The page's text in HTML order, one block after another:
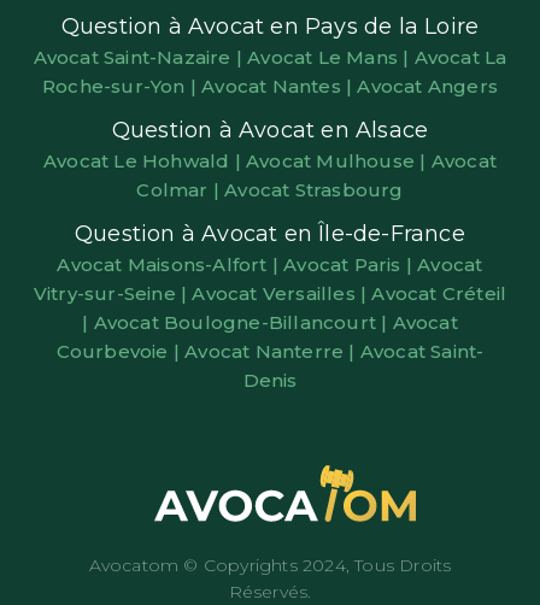
Question à Avocat en Pays de la Loire
Avocat Saint-Nazaire |Avocat Le Mans | Avocat La
Roche-sur-Yon |Avocat Nantes |Avocat Angers
Question à Avocat en Alsace
Avocat Le Hohwald |Avocat Mulhouse | Avocat
Colmar |Avocat Strasbourg
Question à Avocat en Île-de-France
Avocat Maisons-Alfort |Avocat Paris |Avocat
Vitry-sur-Seine |Avocat Versailles |Avocat Créteil
| Avocat Boulogne-Billancourt | Avocat
Courbevoie |Avocat Nanterre | Avocat Saint-
Denis
Avocatom © Copyrights 2024, Tous Droits
Réservés.